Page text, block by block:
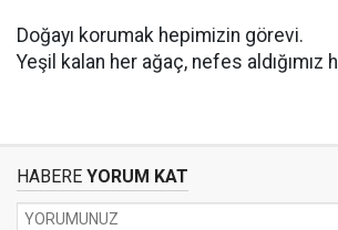
Doğayı korumak hepimizin görevi.
Yeşil kalan her ağaç, nefes aldığımız
HABERE YORUM KAT